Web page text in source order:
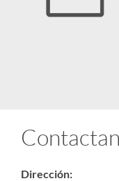
Dirección: